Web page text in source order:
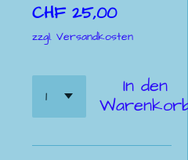
CHF 25,00
zzgl. Versandkosten
In den